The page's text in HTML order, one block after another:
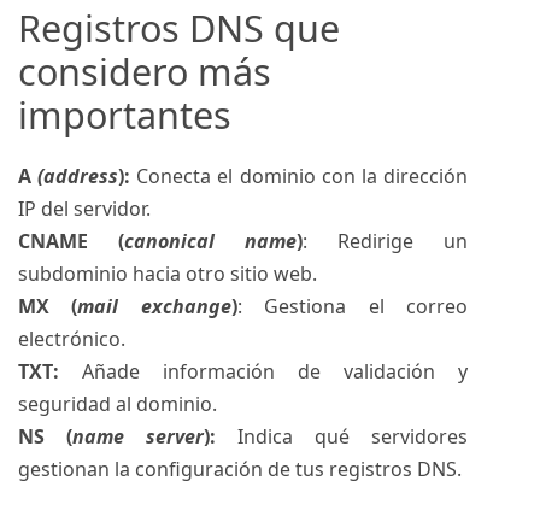
Registros DNS que
considero más
importantes
A(address): Conecta el dominio con la dirección
IP del servidor.
CNAME (canonical name): Redirige un
subdominio hacia otro sitio web.
MX (mail exchange): Gestiona el correo
electrónico.
TXT: Añade información de validación y
seguridad al dominio.
NS (name server): Indica qué servidores
gestionan la configuración de tus registros DNS.